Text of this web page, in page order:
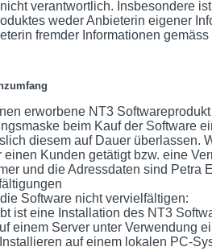
verantwortlich. Insbesondere
weder Anbieterin eigener
fremder Informationen gemäss
erworbene NT3
beim Kauf der Software
diesem auf Dauer überlassen.
einen Kunden getätigt bzw. eine
und die Adressdaten sind Petra
Software nicht vervielfältigen:
ist eine Installation des NT3
einem Server unter Verwendung
auf einem lokalen PC-